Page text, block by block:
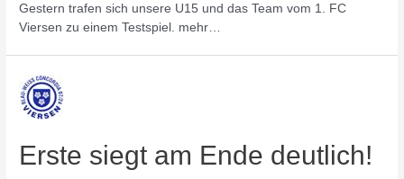
Gestern trafen sich unsere U15 und das Team vom 1. FC
Viersen zu einem Testspiel. mehr…
Erste siegt am Ende deutlich!